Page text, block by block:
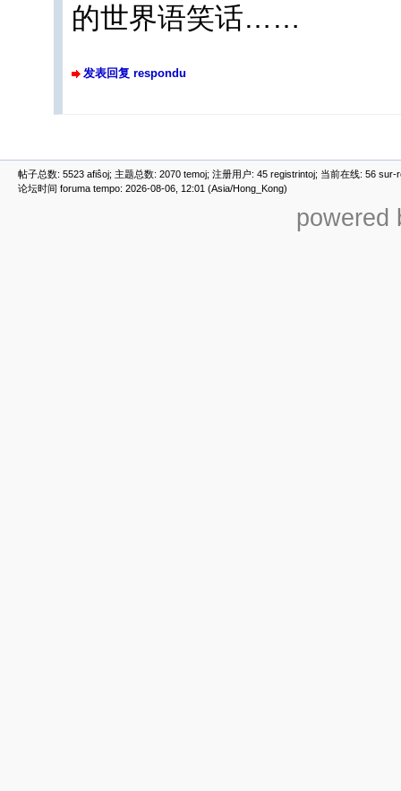
的世界语笑话……
发表回复 respondu
帖子总数: 5523 afiŝoj; 主题总数: 2070 temoj; 注册用户: 45 registrintoj; 当前在线: 56
论坛时间 foruma tempo: 2026-08-06, 12:01 (Asia/Hong_Kong)
powered